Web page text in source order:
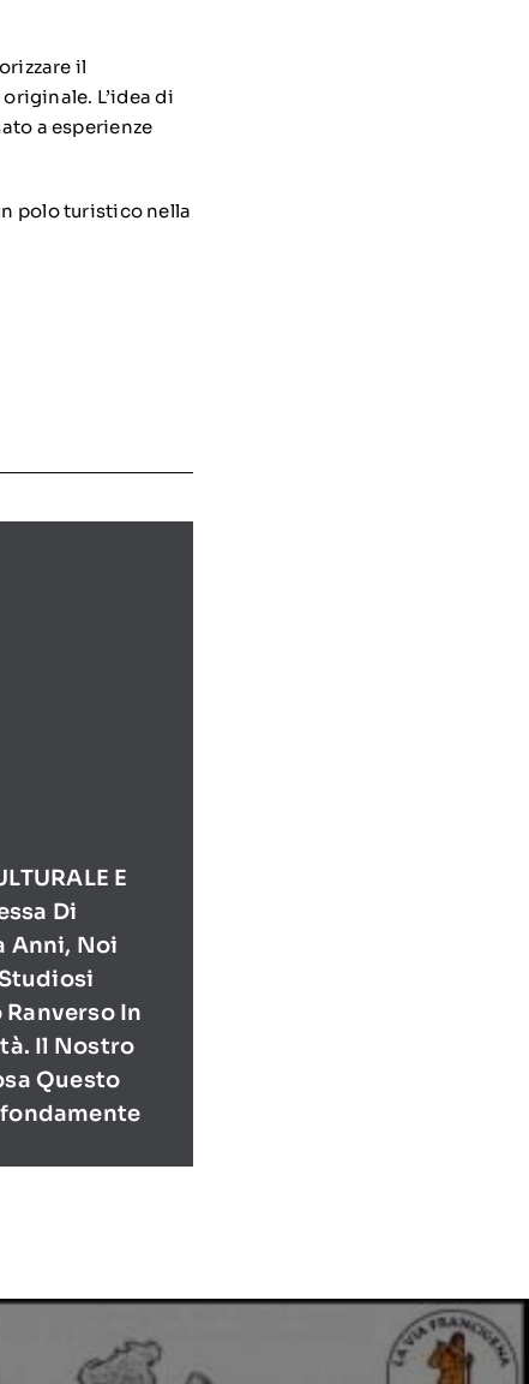
il
originale. L’idea di
a esperienze
polo turistico nella
E
Di
Anni, Noi
In
Il Nostro
Questo